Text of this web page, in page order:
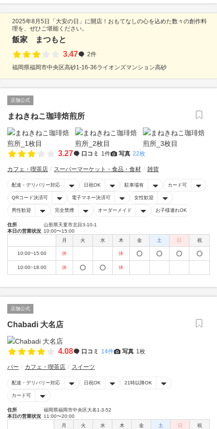
2025年8月5日「大安の日」に開店！おもてなしの心を込めた数々の創作料
理を、ぜひご堪能ください。
飯家 まつもと
3.47
2件
福岡県福岡市中央区高砂1-16-36ライオンズマンション高砂
店舗公式
まねきねこ珈琲焙煎所
3.27 口コミ 1件 写真 22枚
カフェ・喫茶店 スーパーマーケット・食品・食材 雑貨
配達・デリバリー対応 日祝OK 駐車場有 カード可
QRコード決済可 電子マネー決済可 女性歓迎
男性歓迎 完全禁煙 オーダーメイド お子様連れOK
住所
山形県天童市北目3-10-1
本日の営業状況 10:00〜15:00
月
火 水 木 金 土 日 祝
10:00~15:00 休 休
10:00~18:00 休 休
店舗公式
Chabadi 大名店
4.08 口コミ 14件 写真 1枚
バー カフェ・喫茶店 スイーツ
配達・デリバリー対応 日祝OK 21時以降OK
カード可
住所
福岡県福岡市中央区大名1-3-52
本日の営業状況 11:00〜20:00
月
火 水 木 金 土 日 祝